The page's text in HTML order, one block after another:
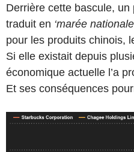
Derrière cette bascule, un
traduit en ‘marée
pour les produits chinois,
Si elle existait depuis
économique actuelle l’a
Et ses conséquences